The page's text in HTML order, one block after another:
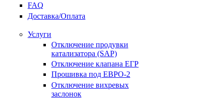
FAQ
Доставка/Оплата
Услуги
Отключение продувки
катализатора (SAP)
Отключение клапана ЕГР
Прошивка под ЕВРО-2
Отключение вихревых
заслонок